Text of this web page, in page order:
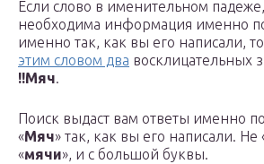
Если слово в именительном
необходима информация именно
именно так, как вы его написали,
этим словом два восклицательных
!!Мяч.
Поиск выдаст вам ответы именно
«Мяч» так, как вы его написали. Не
«мячи», и с большой буквы.